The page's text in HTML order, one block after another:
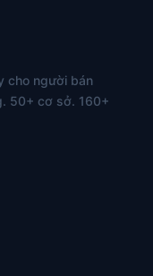
cho người bán
50+ cơ sở. 160+